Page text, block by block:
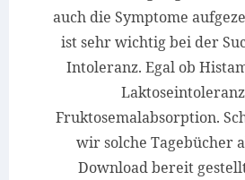
auch die Symptome
ist sehr wichtig bei der
Intoleranz. Egal ob
Fruktosemalabsorption.
wir solche Tagebücher
Download bereit